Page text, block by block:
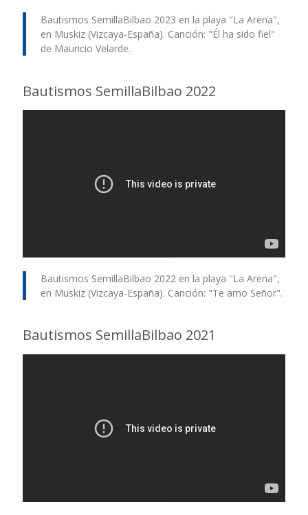
Bautismos SemillaBilbao 2023 en la playa "La Arena",
en Muskiz (Vizcaya-España). Canción: "Él ha sido fiel"
de Mauricio Velarde.
Bautismos SemillaBilbao 2022
Bautismos SemillaBilbao 2022 en la playa "La Arena",
en Muskiz (Vizcaya-España). Canción: "Te amo Señor".
Bautismos SemillaBilbao 2021